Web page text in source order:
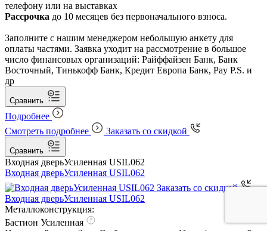
телефону или на выставках
Рассрочка до 10 месяцев без первоначального взноса.
Заполните с нашим менеджером небольшую анкету для
оплаты частями. Заявка уходит на рассмотрение в большое
число финансовых организаций: Райффайзен Банк, Банк
Восточный, Тинькофф Банк, Кредит Европа Банк, Pay P.S. и
др
Сравнить
Подробнее
Смотреть подробнее
Заказать со скидкой
Сравнить
Входная дверьУсиленная USIL062
Входная дверьУсиленная USIL062
Заказать со скидкой
Входная дверьУсиленная USIL062
Металлоконструкция:
Бастион Усиленная